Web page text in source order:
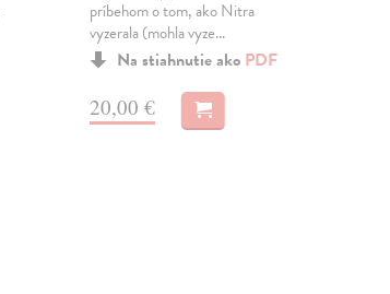
príbehom o tom, ako Nitra
vyzerala (mohla vyze...
Na stiahnutie ako PDF
20,00 €